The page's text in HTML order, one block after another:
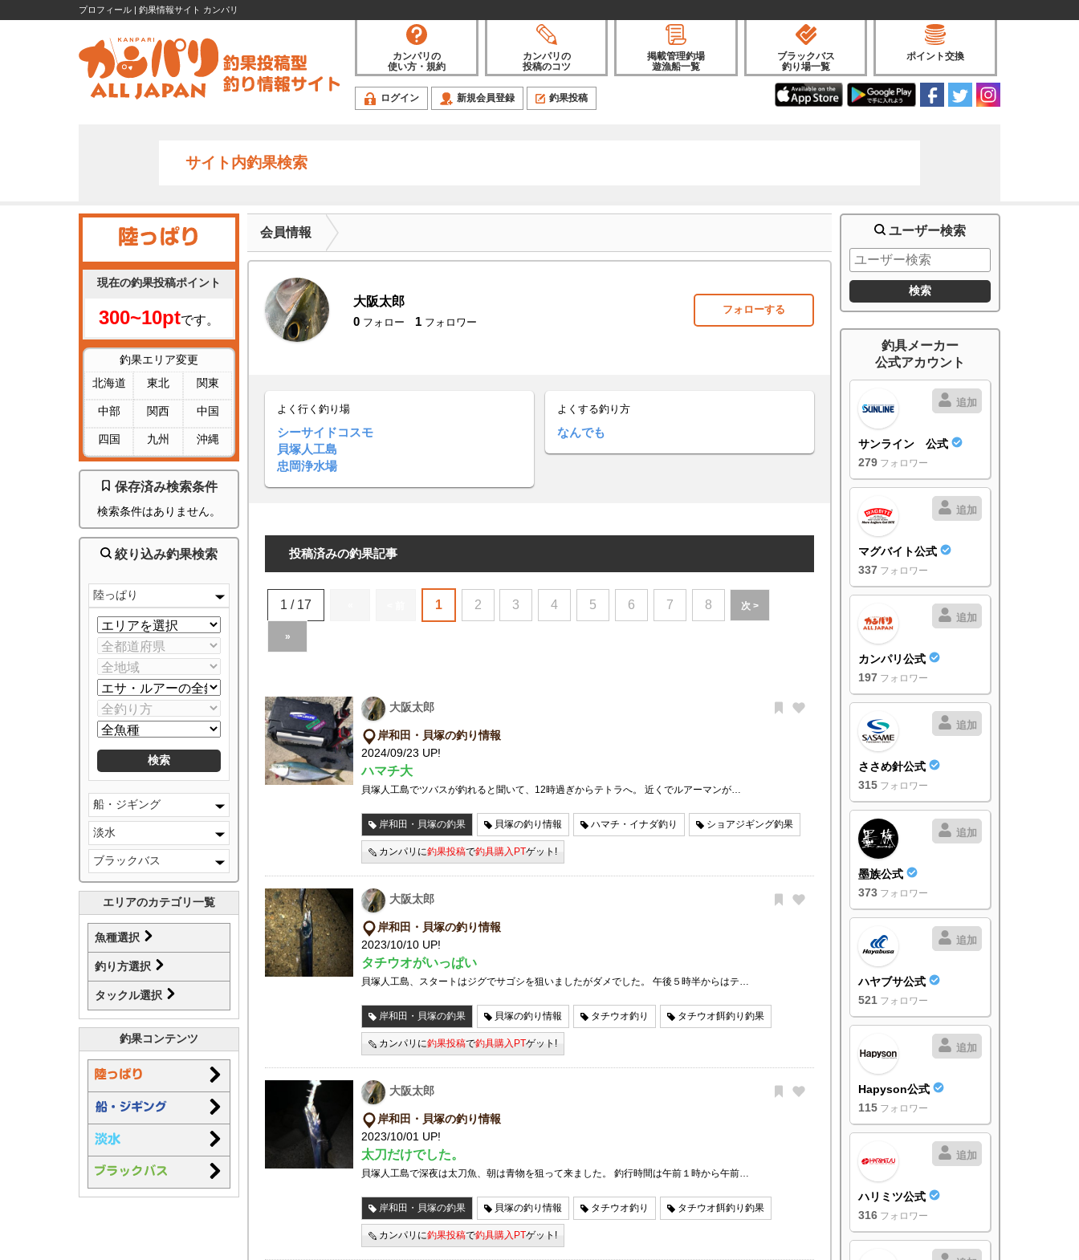
プロフィール | 釣果情報サイト カンパリ
カンパリの
使い方・規約
カンパリの
投稿のコツ
掲載管理釣場
遊漁船一覧
ブラックバス
釣り場一覧
ポイント交換
ログイン 新規会員登録 釣果投稿
サイト内釣果検索
現在の釣果投稿ポイント
300~10ptです。
釣果エリア変更
北海道
東北 関東
中部 関西 中国
四国 九州 沖縄
保存済み検索条件
検索条件はありません。
絞り込み釣果検索
陸っぱり
船・ジギング
淡水
ブラックバス
エリアのカテゴリ一覧
魚種選択
釣り方選択
タックル選択
釣果コンテンツ
会員情報
大阪太郎
0 フォロー 1 フォロワー
フォローする
よく行く釣り場
シーサイドコスモ
貝塚人工島
忠岡浄水場
よくする釣り方
なんでも
投稿済みの釣果記事
1 / 17 1 2 3 4 5 6 7 8 次 >
»
大阪太郎
岸和田・貝塚の釣り情報
2024/09/23 UP!
ハマチ大
貝塚人工島でツバスが釣れると聞いて、12時過ぎからテトラへ。 近くでルアーマンが…
岸和田・貝塚の釣果 貝塚の釣り情報 ハマチ・イナダ釣り ショアジギング釣果
カンパリに釣果投稿で釣具購入PTゲット!
大阪太郎
岸和田・貝塚の釣り情報
2023/10/10 UP!
タチウオがいっぱい
貝塚人工島、スタートはジグでサゴシを狙いましたがダメでした。 午後５時半からはテ…
岸和田・貝塚の釣果 貝塚の釣り情報 タチウオ釣り タチウオ餌釣り釣果
カンパリに釣果投稿で釣具購入PTゲット!
大阪太郎
岸和田・貝塚の釣り情報
2023/10/01 UP!
太刀だけでした。
貝塚人工島で深夜は太刀魚、朝は青物を狙って来ました。 釣行時間は午前１時から午前…
岸和田・貝塚の釣果 貝塚の釣り情報 タチウオ釣り タチウオ餌釣り釣果
カンパリに釣果投稿で釣具購入PTゲット!
ユーザー検索
釣具メーカー
公式アカウント
追加
サンライン 公式
279 フォロワー
追加
マグバイト公式
337 フォロワー
追加
カンパリ公式
197 フォロワー
追加
ささめ針公式
315 フォロワー
追加
墨族公式
373 フォロワー
追加
ハヤブサ公式
521 フォロワー
追加
Hapyson公式
115 フォロワー
追加
ハリミツ公式
316 フォロワー